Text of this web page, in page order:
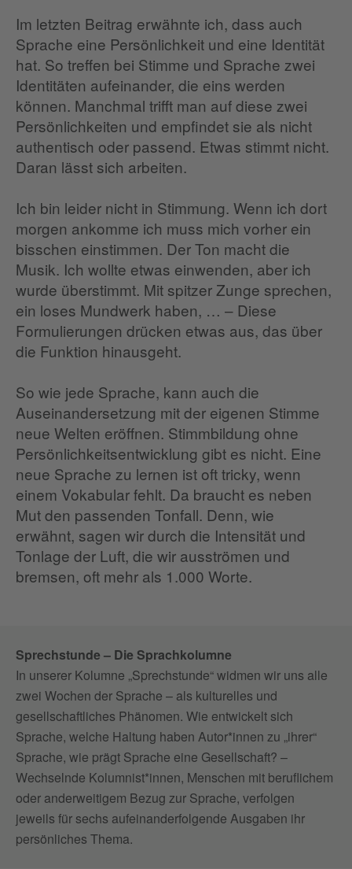
Im letzten Beitrag erwähnte ich, dass auch
Sprache eine Persönlichkeit und eine Identität
hat. So treffen bei Stimme und Sprache zwei
Identitäten aufeinander, die eins werden
können. Manchmal trifft man auf diese zwei
Persönlichkeiten und empfindet sie als nicht
authentisch oder passend. Etwas stimmt nicht.
Daran lässt sich arbeiten.
Ich bin leider nicht in Stimmung. Wenn ich dort
morgen ankomme ich muss mich vorher ein
bisschen einstimmen. Der Ton macht die
Musik. Ich wollte etwas einwenden, aber ich
wurde überstimmt. Mit spitzer Zunge sprechen,
ein loses Mundwerk haben, … – Diese
Formulierungen drücken etwas aus, das über
die Funktion hinausgeht.
So wie jede Sprache, kann auch die
Auseinandersetzung mit der eigenen Stimme
neue Welten eröffnen. Stimmbildung ohne
Persönlichkeitsentwicklung gibt es nicht. Eine
neue Sprache zu lernen ist oft tricky, wenn
einem Vokabular fehlt. Da braucht es neben
Mut den passenden Tonfall. Denn, wie
erwähnt, sagen wir durch die Intensität und
Tonlage der Luft, die wir ausströmen und
bremsen, oft mehr als 1.000 Worte.
Sprechstunde – Die Sprachkolumne
In unserer Kolumne „Sprechstunde“ widmen wir uns alle
zwei Wochen der Sprache – als kulturelles und
gesellschaftliches Phänomen. Wie entwickelt sich
Sprache, welche Haltung haben Autor*innen zu „ihrer“
Sprache, wie prägt Sprache eine Gesellschaft? –
Wechselnde Kolumnist*innen, Menschen mit beruflichem
oder anderweitigem Bezug zur Sprache, verfolgen
jeweils für sechs aufeinanderfolgende Ausgaben ihr
persönliches Thema.